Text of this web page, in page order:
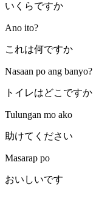
いくらですか
Ano ito?
これは何ですか
Nasaan po ang banyo?
トイレはどこですか
Tulungan mo ako
助けてください
Masarap po
おいしいです